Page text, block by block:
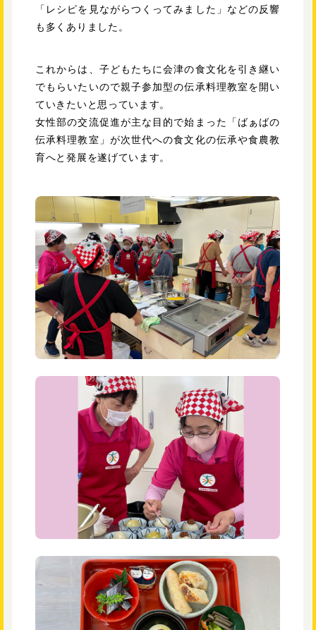
「レシピを見ながらつくってみました」などの反響
も多くありました。
これからは、子どもたちに会津の食文化を引き継い
でもらいたいので親子参加型の伝承料理教室を開い
ていきたいと思っています。
女性部の交流促進が主な目的で始まった「ばぁばの
伝承料理教室」が次世代への食文化の伝承や食農教
育へと発展を遂げています。